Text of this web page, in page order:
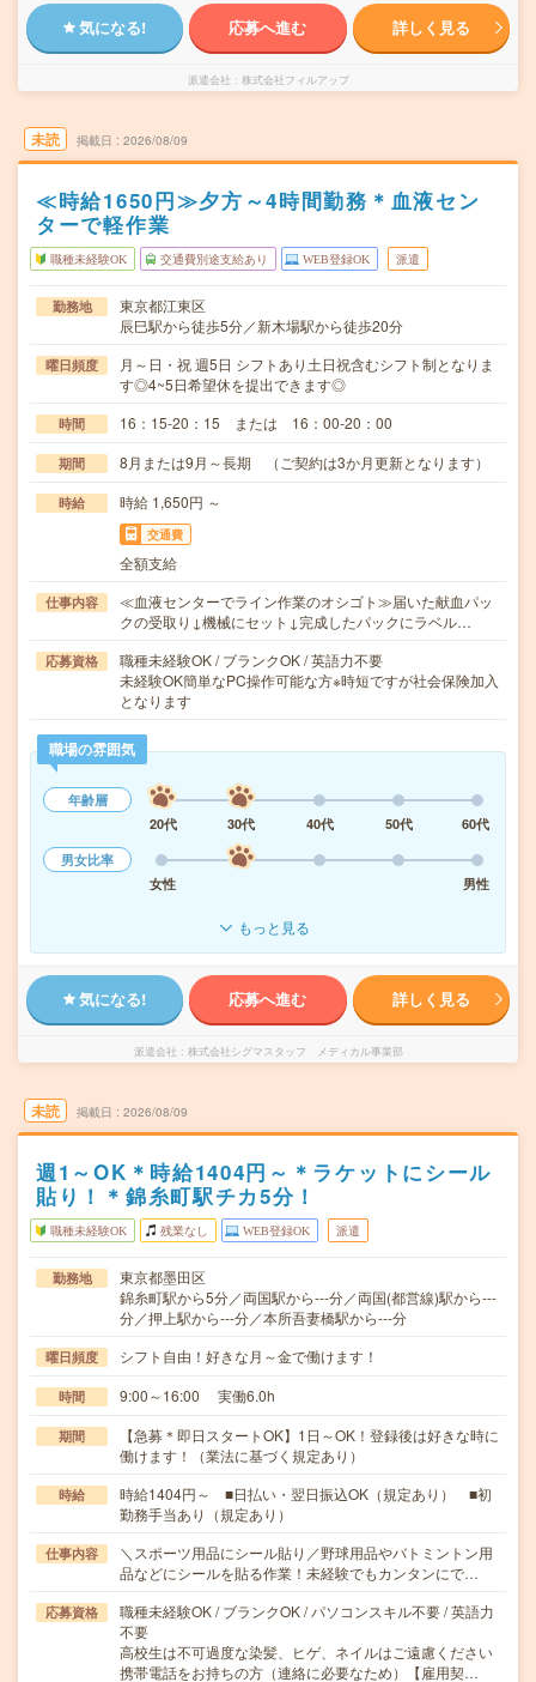
気になる! 応募へ進む 詳しく見る
派遣会社 株式会社フィルアップ
未読 掲載日 2026/08/09
≪時給1650円≫夕方～4時間勤務＊血液セン
ターで軽作業
職種未経験OK 交通費別途支給あり WEB登録OK 派遣
勤務地
東京都江東区
辰巳駅から徒歩5分／新木場駅から徒歩20分
曜日頻度
月～日・祝 週5日 シフトあり土日祝含むシフト制となりま
す◎4~5日希望休を提出できます◎
時間 16：15-20：15 または 16：00-20：00
期間 8月または9月～長期 （ご契約は3か月更新となります）
時給 時給 1,650円 ～
交通費
全額支給
仕事内容
≪血液センターでライン作業のオシゴト≫届いた献血パッ
クの受取り↓機械にセット↓完成したパックにラベル…
応募資格
職種未経験OK / ブランクOK / 英語力不要
未経験OK簡単なPC操作可能な方※時短ですが社会保険加入
となります
職場の雰囲気
年齢層
20代
30代 40代 50代
60代
男女比率
女性
男性
もっと見る
気になる! 応募へ進む 詳しく見る
派遣会社 株式会社シグマスタッフ メディカル事業部
未読 掲載日 2026/08/09
週1～OK＊時給1404円～＊ラケットにシール
貼り！＊錦糸町駅チカ5分！
職種未経験OK 残業なし WEB登録OK 派遣
勤務地
東京都墨田区
錦糸町駅から5分／両国駅から---分／両国(都営線)駅から---
分／押上駅から---分／本所吾妻橋駅から---分
曜日頻度 シフト自由！好きな月～金で働けます！
時間 9:00～16:00 実働6.0h
期間
【急募＊即日スタートOK】1日～OK！登録後は好きな時に
働けます！（業法に基づく規定あり）
時給
時給1404円～ ■日払い・翌日振込OK（規定あり） ■初
勤務手当あり（規定あり）
仕事内容
＼スポーツ用品にシール貼り／野球用品やバトミントン用
品などにシールを貼る作業！未経験でもカンタンにで…
応募資格
職種未経験OK / ブランクOK / パソコンスキル不要 / 英語力
不要
高校生は不可過度な染髪、ヒゲ、ネイルはご遠慮ください
携帯電話をお持ちの方（連絡に必要なため）【雇用契…